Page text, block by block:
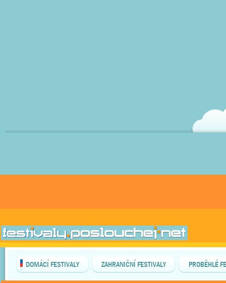
DOMÁCÍ FESTIVALY ZAHRANIČNÍ FESTIVALY PROBĚHLÉ